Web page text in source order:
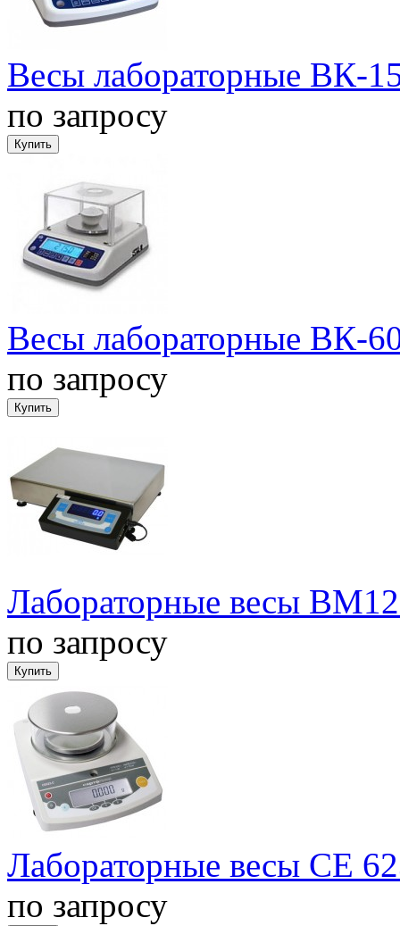
Весы лабораторные ВК-
по запросу
Весы лабораторные ВК-
по запросу
Лабораторные весы
по запросу
Лабораторные весы СЕ
по запросу